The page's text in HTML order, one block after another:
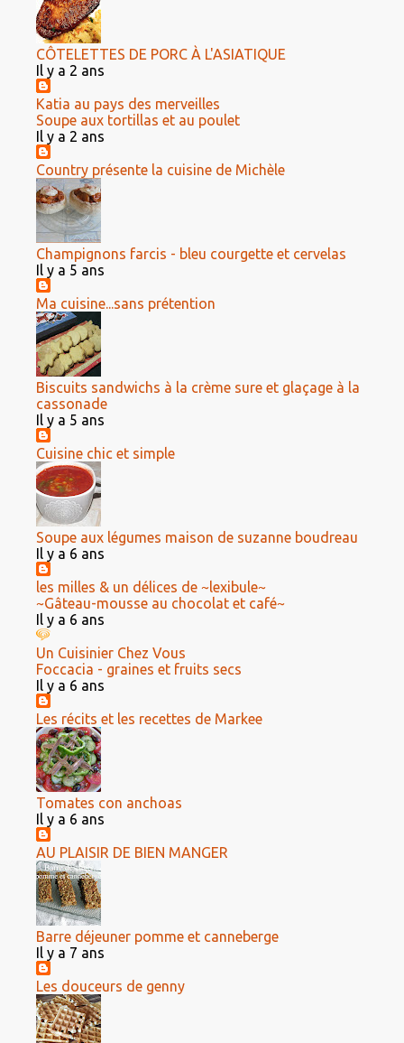
CÔTELETTES DE PORC À L'ASIATIQUE
Il y a 2 ans
Katia au pays des merveilles
Soupe aux tortillas et au poulet
Il y a 2 ans
Country présente la cuisine de Michèle
Champignons farcis - bleu courgette et cervelas
Il y a 5 ans
Ma cuisine...sans prétention
Biscuits sandwichs à la crème sure et glaçage à la
cassonade
Il y a 5 ans
Cuisine chic et simple
Soupe aux légumes maison de suzanne boudreau
Il y a 6 ans
les milles & un délices de ~lexibule~
~Gâteau-mousse au chocolat et café~
Il y a 6 ans
Un Cuisinier Chez Vous
Foccacia - graines et fruits secs
Il y a 6 ans
Les récits et les recettes de Markee
Tomates con anchoas
Il y a 6 ans
AU PLAISIR DE BIEN MANGER
Barre déjeuner pomme et canneberge
Il y a 7 ans
Les douceurs de genny